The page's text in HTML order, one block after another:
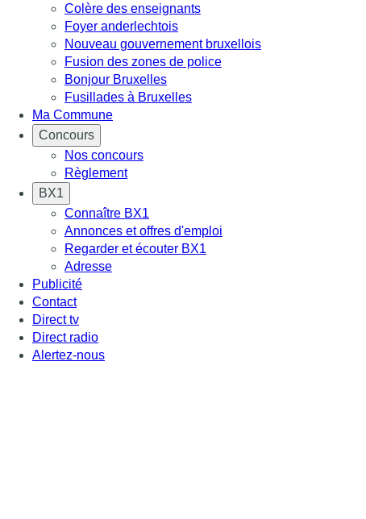
Colère des enseignants
Foyer anderlechtois
Nouveau gouvernement bruxellois
Fusion des zones de police
Bonjour Bruxelles
Fusillades à Bruxelles
Ma Commune
Concours
Nos concours
Règlement
BX1
Connaître BX1
Annonces et offres d'emploi
Regarder et écouter BX1
Adresse
Publicité
Contact
Direct tv
Direct radio
Alertez-nous